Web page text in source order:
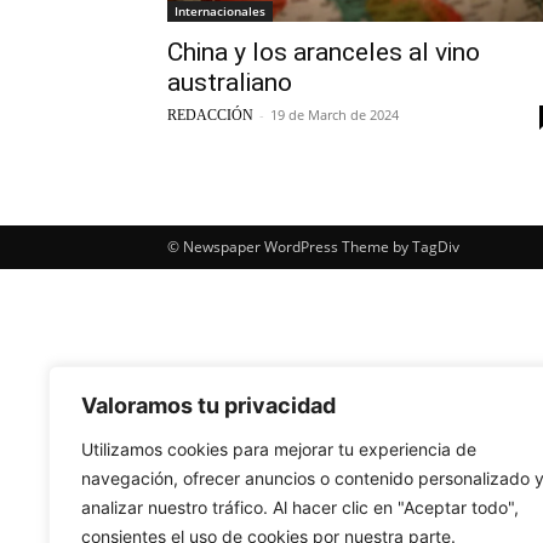
Valoramos tu privacidad
Utilizamos cookies para mejorar tu experiencia de
navegación, ofrecer anuncios o contenido personalizado y
analizar nuestro tráfico. Al hacer clic en "Aceptar todo",
consientes el uso de cookies por nuestra parte.
Internacionales
China y los aranceles al vino
australiano
REDACCIÓN - 19 de March de 2024
© Newspaper WordPress Theme by TagDiv